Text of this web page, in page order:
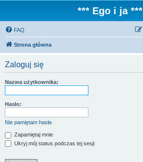
*** Ego i ja ***
FAQ
Strona główna
Zaloguj się
Nazwa użytkownika:
Hasło:
Nie pamiętam hasła
Zapamiętaj mnie
Ukryj mój status podczas tej sesji